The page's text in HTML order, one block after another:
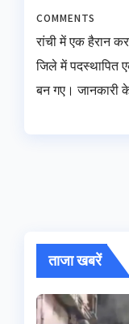
COMMENTS
रांची में एक हैरान
जिले में पदस्थापित
बन गए। जानकारी
ताजा खबरें